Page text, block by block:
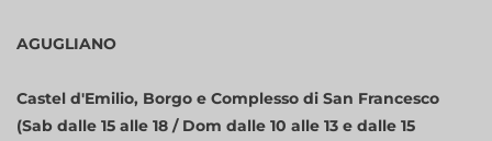
AGUGLIANO
Castel d'Emilio, Borgo e Complesso di San Francesco
(Sab dalle 15 alle 18 / Dom dalle 10 alle 13 e dalle 15